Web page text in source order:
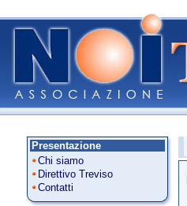
Presentazione
Chi siamo
Direttivo Treviso
Contatti